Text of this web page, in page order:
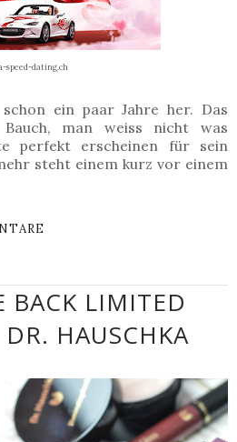
speed-dating.ch
ein paar Jahre her. Das
man weiss nicht was
perfekt erscheinen für sein
steht einem kurz vor einem
BACK LIMITED
HAUSCHKA